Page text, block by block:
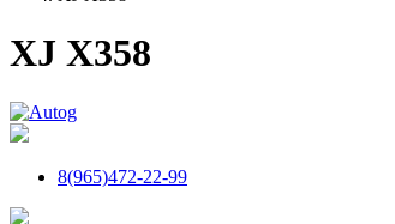
XJ X358
8(965)472-22-99